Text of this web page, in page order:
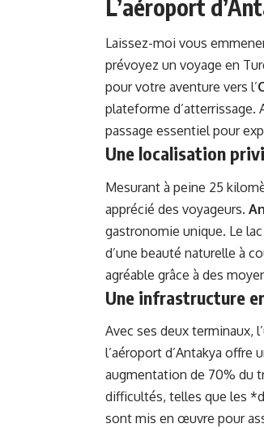
L’aéroport
Laissez-moi vous
prévoyez un voyage en
pour votre aventure vers l’
plateforme d’atterrissage.
passage essentiel pour
Une localisation
Mesurant à peine 25
apprécié des voyageurs.
gastronomie unique. Le
d’une beauté naturelle à
agréable grâce à des
Une infrastructure
Avec ses deux terminaux,
l’aéroport d’Antakya offre
augmentation de 70% du
difficultés, telles que les
sont mis en œuvre pour